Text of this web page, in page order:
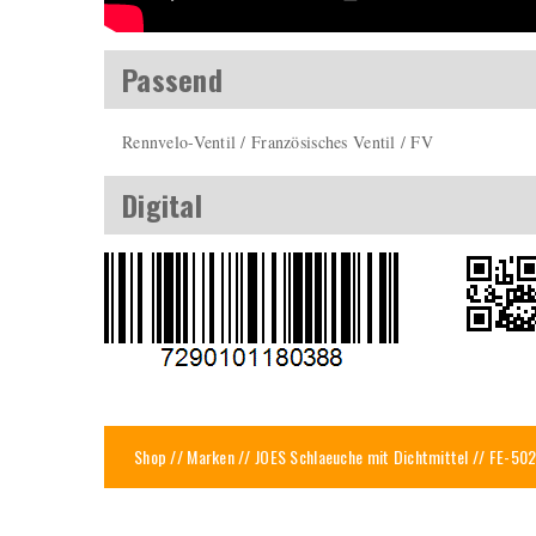
Passend
Rennvelo-Ventil / Französisches Ventil / FV
Digital
Shop//Marken// JOES Schlaeuche mit Dichtmittel// FE-